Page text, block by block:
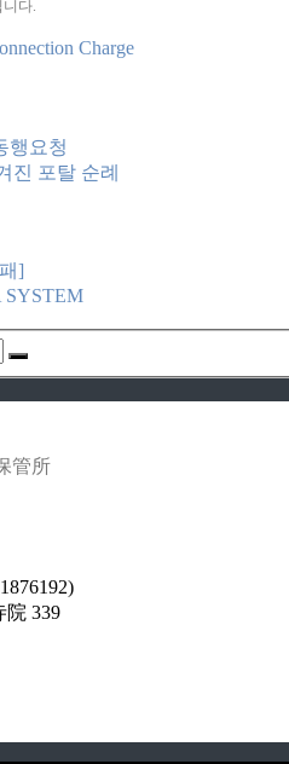
니다.
Charge
행요청
진 포탈 순례
]
SYSTEM
管所
院 339